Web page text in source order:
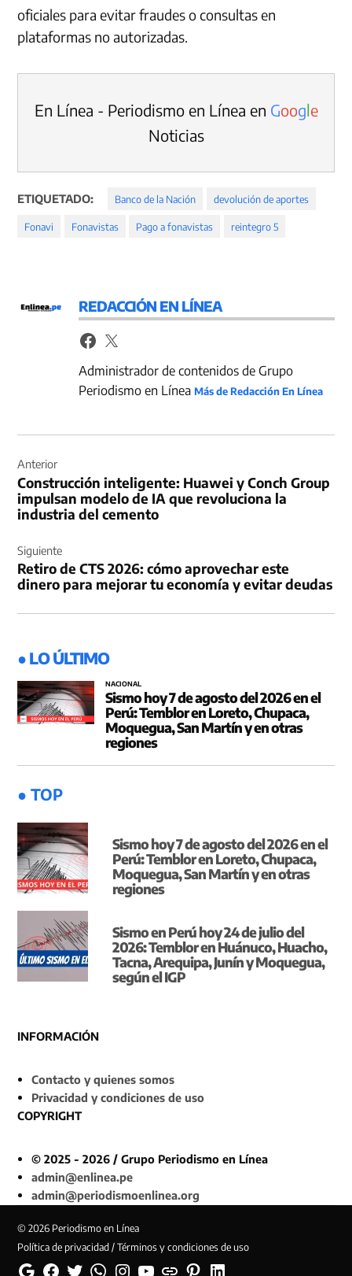
oficiales para evitar fraudes o consultas en
plataformas no autorizadas.
En Línea - Periodismo en Línea en Google
Noticias
ETIQUETADO: Banco de la Nación devolución de aportes
Fonavi Fonavistas Pago a fonavistas reintegro 5
REDACCIÓN EN LÍNEA
Administrador de contenidos de Grupo
Periodismo en LíneaMás de Redacción En Línea
de
entradas
Anterior
Construcción inteligente: Huawei y Conch Group
impulsan modelo de IA que revoluciona la
industria del cemento
Siguiente
Retiro de CTS 2026: cómo aprovechar este
dinero para mejorar tu economía y evitar deudas
● LO ÚLTIMO
NACIONAL
Sismo hoy 7 de agosto del 2026 en el
Perú: Temblor en Loreto, Chupaca,
Moquegua, San Martín y en otras
regiones
● TOP
Sismo hoy 7 de agosto del 2026 en el
Perú: Temblor en Loreto, Chupaca,
Moquegua, San Martín y en otras
regiones
Sismo en Perú hoy 24 de julio del
2026: Temblor en Huánuco, Huacho,
Tacna, Arequipa, Junín y Moquegua,
según el IGP
INFORMACIÓN
Contacto y quienes somos
Privacidad y condiciones de uso
COPYRIGHT
© 2025 - 2026 / Grupo Periodismo en Línea
admin@enlinea.pe
admin@periodismoenlinea.org
© 2026 Periodismo en Línea
Política de privacidad / Términos y condiciones de uso
GoogleFacebookTwitterWhatsappInstagramYouTubeWeb PinterestLinkedin